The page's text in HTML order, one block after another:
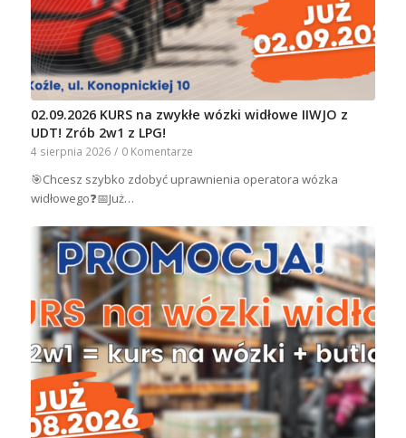
02.09.2026 KURS na zwykłe wózki widłowe IIWJO z
UDT! Zrób 2w1 z LPG!
4 sierpnia 2026 / 0 Komentarze
🎯Chcesz szybko zdobyć uprawnienia operatora wózka
widłowego❓📅Już…